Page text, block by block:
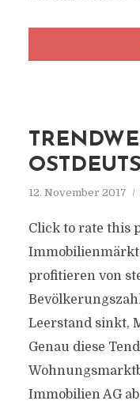
12. November 2017
Click to rate this
profitieren von
Leerstand sinkt,
Genau diese
Immobilien AG